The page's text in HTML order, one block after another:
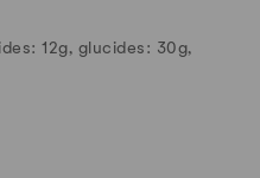
12g, glucides: 30g,